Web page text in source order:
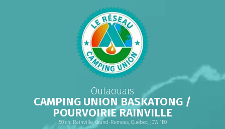
Outaouais
CAMPING UNION BASKATONG /
POURVOIRIE RAINVILLE
50 ch. Rainville, Grand-Remous, Québec, J0W 1E0